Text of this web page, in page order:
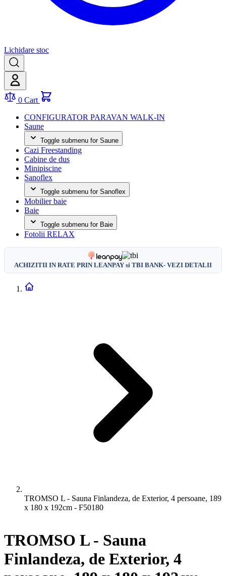
Lichidare stoc
0 Cart
CONFIGURATOR PARAVAN WALK-IN
Saune
Toggle submenu for Saune
Cazi Freestanding
Cabine de dus
Minipiscine
Sanoflex
Toggle submenu for Sanoflex
Mobilier baie
Baie
Toggle submenu for Baie
Fotolii RELAX
ACHIZITII IN RATE PRIN LEANPAY si TBI BANK- VEZI DETALII
TROMSO L - Sauna Finlandeza, de Exterior, 4 persoane, 189
x 180 x 192cm - F50180
TROMSO L - Sauna
Finlandeza, de Exterior, 4